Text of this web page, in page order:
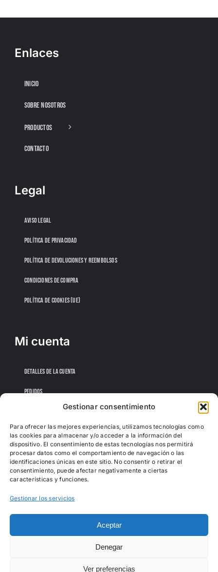
Gestionar consentimiento
Para ofrecer las mejores experiencias, utilizamos tecnologías como
las cookies para almacenar y/o acceder a la información del
dispositivo. El consentimiento de estas tecnologías nos permitirá
procesar datos como el comportamiento de navegación o las
identificaciones únicas en este sitio. No consentir o retirar el
consentimiento, puede afectar negativamente a ciertas
características y funciones.
Gestionar los servicios
Aceptar
Denegar
Ver preferencias
Enlaces
INICIO
SOBRE NOSOTROS
PRODUCTOS
CONTACTO
Legal
AVISO LEGAL
POLÍTICA DE PRIVACIDAD
POLÍTICA DE DEVOLUCIONES Y REEMBOLSOS
CONDICIONES DE COMPRA
POLÍTICA DE COOKIES (UE)
Mi cuenta
DETALLES DE LA CUENTA
PEDIDOS
CONTRASEÑA PERDIDA